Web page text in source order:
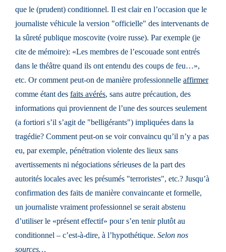
que le (prudent) conditionnel. Il est clair en l’occasion que le
journaliste véhicule la version "officielle" des intervenants de
la sûreté publique moscovite (voire russe). Par exemple (je
cite de mémoire): «Les membres de l’escouade sont entrés
dans le théâtre quand ils ont entendu des coups de feu…»,
etc. Or comment peut-on de manière professionnelle affirmer
comme étant des faits avérés, sans autre précaution, des
informations qui proviennent de l’une des sources seulement
(a fortiori s’il s’agit de "belligérants") impliquées dans la
tragédie? Comment peut-on se voir convaincu qu’il n’y a pas
eu, par exemple, pénétration violente des lieux sans
avertissements ni négociations sérieuses de la part des
autorités locales avec les présumés "terroristes", etc.? Jusqu’à
confirmation des faits de manière convaincante et formelle,
un journaliste vraiment professionnel se serait abstenu
d’utiliser le «présent effectif» pour s’en tenir plutôt au
conditionnel – c’est-à-dire, à l’hypothétique. Selon nos
sources…